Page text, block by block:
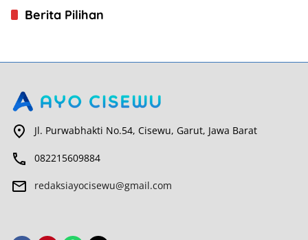
Berita Pilihan
Jl. Purwabhakti No.54, Cisewu, Garut, Jawa Barat
082215609884
redaksiayocisewu@gmail.com